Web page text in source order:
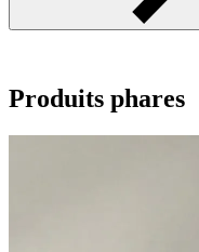
Produits phares